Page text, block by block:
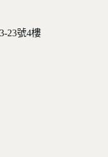
23號4樓